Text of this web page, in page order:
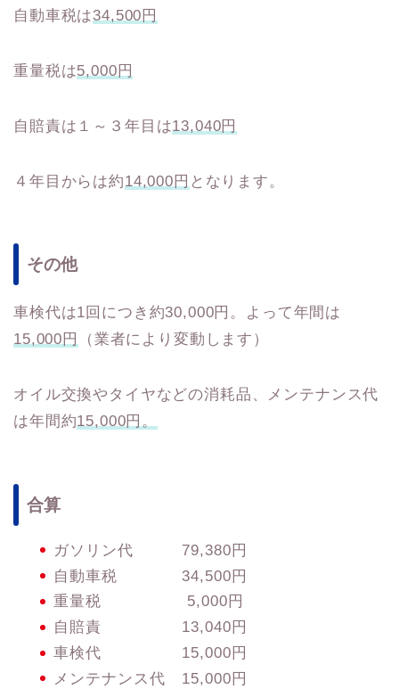
自動車税は34,500円
重量税は5,000円
自賠責は１～３年目は13,040円
４年目からは約14,000円 となります。
その他
車検代は1回につき約30,000円。よって年間は
15,000円
（業者により変動します）
オイル交換やタイヤなどの消耗品、メンテナンス代
は年間約15,000円。
合算
ガソリン代 79,380円
自動車税 34,500円
重量税 5,000円
自賠責 13,040円
車検代 15,000円
メンテナンス代 15,000円